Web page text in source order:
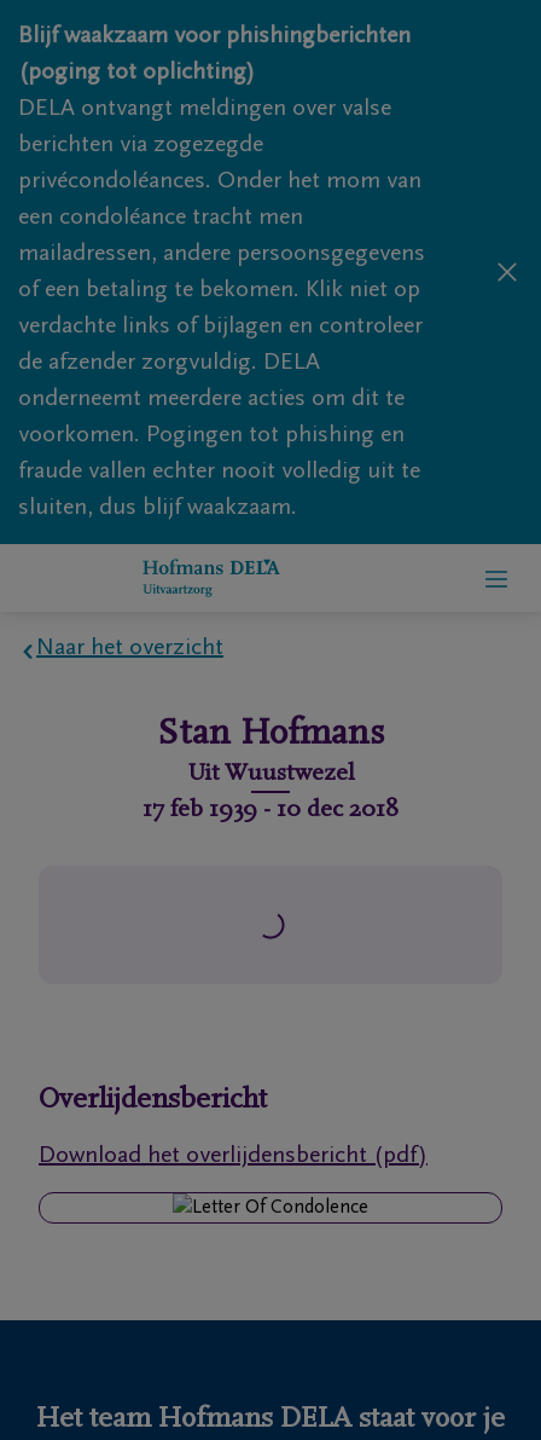
Overslaan en naar inhoud gaan
Blijf waakzaam voor phishingberichten
(poging tot oplichting)
DELA ontvangt meldingen over valse
berichten via zogezegde
privécondoléances. Onder het mom van
een condoléance tracht men
mailadressen, andere persoonsgegevens
of een betaling te bekomen. Klik niet op
verdachte links of bijlagen en controleer
de afzender zorgvuldig. DELA
onderneemt meerdere acties om dit te
voorkomen. Pogingen tot phishing en
fraude vallen echter nooit volledig uit te
sluiten, dus blijf waakzaam.
24u/24
Naar het overzicht
Stan Hofmans
Uit Wuustwezel
17 feb 1939 - 10 dec 2018
Overlijdensbericht
Download het overlijdensbericht (pdf)
Het team Hofmans DELA staat voor je